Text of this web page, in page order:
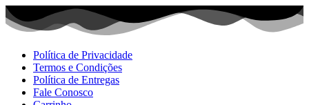
Ir
para
Política de Privacidade
Termos e Condições
Política de Entregas
Fale Conosco